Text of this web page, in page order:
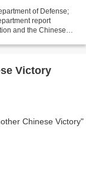
of Defense;
report
and the Chinese
Victory